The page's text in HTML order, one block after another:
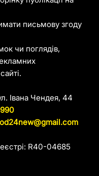
письмову згоду
чи поглядів,
Івана Чендея, 44
R40-04685